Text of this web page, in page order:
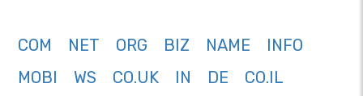
COM NET ORG BIZ NAME
INFO
MOBI
WS CO.UK IN DE
CO.IL